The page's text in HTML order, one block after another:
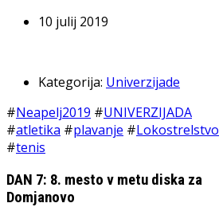
10 julij 2019
Kategorija: Univerzijade
#Neapelj2019 #UNIVERZIJADA
#atletika #plavanje #Lokostrelstvo
#tenis
DAN 7: 8. mesto v metu diska za
Domjanovo